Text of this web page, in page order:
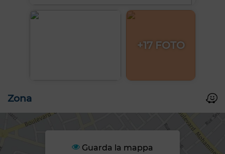
+17 FOTO
Zona
Guarda la mappa